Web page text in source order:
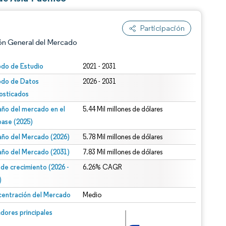
Participación
General del Mercado
de Estudio 2021 - 2031
de Datos
2026 - 2031
del mercado en el
(2025)
5.44 Mil millones de dólares
del Mercado (2026) 5.78 Mil millones de dólares
del Mercado (2031) 7.83 Mil millones de dólares
de crecimiento (2026 -
6.26% CAGR
del Mercado Medio
principales
© Mordor Intelligence. El uso requiere atribución según CC BY 4.0.
CC BY 4.0.